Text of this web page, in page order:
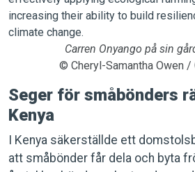
Carren Onyango på sin
© Cheryl-Samantha Owen /
Seger för småbönders
Kenya
I Kenya säkerställde ett
att småbönder får dela och byta